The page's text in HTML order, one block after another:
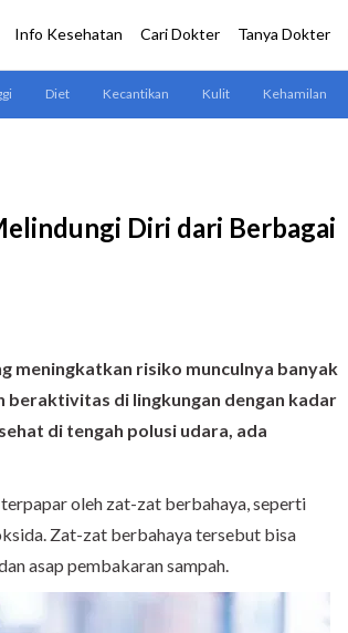
Diri dari Berbagai
meningkatkan risiko munculnya banyak
di lingkungan dengan kadar
di tengah polusi udara, ada
oleh zat-zat berbahaya, seperti
Zat-zat berbahaya tersebut bisa
asap pembakaran sampah.